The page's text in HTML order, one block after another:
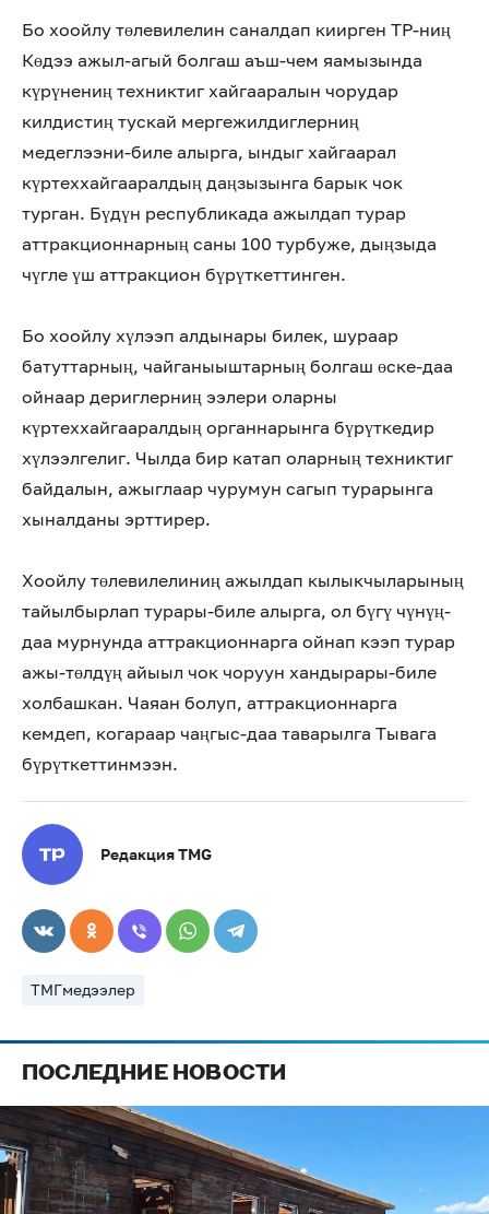
Бо хоойлу төлевилелин саналдап киирген ТР-ниң
Көдээ ажыл-агый болгаш аъш-чем яамызында
күрүнениң техниктиг хайгааралын чорудар
килдистиң тускай мергежилдиглерниң
медеглээни-биле алырга, ындыг хайгаарал
күртеххайгааралдың даңзызынга барык чок
турган. Бүдүн республикада ажылдап турар
аттракционнарның саны 100 турбуже, дыңзыда
чүгле үш аттракцион бүрүткеттинген.
Бо хоойлу хүлээп алдынары билек, шураар
батуттарның, чайганыыштарның болгаш өске-даа
ойнаар дериглерниң ээлери оларны
күртеххайгааралдың органнарынга бүрүткедир
хүлээлгелиг. Чылда бир катап оларның техниктиг
байдалын, ажыглаар чурумун сагып турарынга
хыналданы эрттирер.
Хоойлу төлевилелиниң ажылдап кылыкчыларының
тайылбырлап турары-биле алырга, ол бүгү чүнүң-
даа мурнунда аттракционнарга ойнап кээп турар
ажы-төлдүң айыыл чок чоруун хандырары-биле
холбашкан. Чаяан болуп, аттракционнарга
кемдеп, когараар чаңгыс-даа таварылга Тывага
бүрүткеттинмээн.
Редакция TMG
ТМГмедээлер
ПОСЛЕДНИЕ НОВОСТИ